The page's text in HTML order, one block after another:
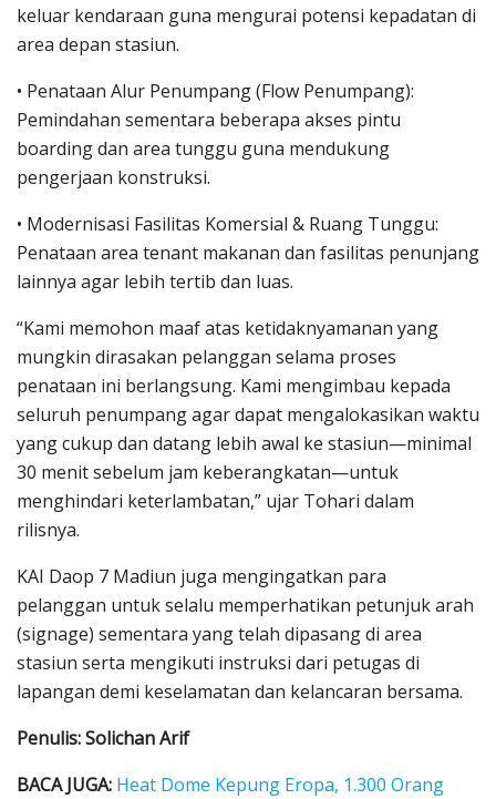
keluar kendaraan guna mengurai potensi kepadatan di
area depan stasiun.
• Penataan Alur Penumpang (Flow Penumpang):
Pemindahan sementara beberapa akses pintu
boarding dan area tunggu guna mendukung
pengerjaan konstruksi.
• Modernisasi Fasilitas Komersial & Ruang Tunggu:
Penataan area tenant makanan dan fasilitas penunjang
lainnya agar lebih tertib dan luas.
“Kami memohon maaf atas ketidaknyamanan yang
mungkin dirasakan pelanggan selama proses
penataan ini berlangsung. Kami mengimbau kepada
seluruh penumpang agar dapat mengalokasikan waktu
yang cukup dan datang lebih awal ke stasiun—minimal
30 menit sebelum jam keberangkatan—untuk
menghindari keterlambatan,” ujar Tohari dalam
rilisnya.
KAI Daop 7 Madiun juga mengingatkan para
pelanggan untuk selalu memperhatikan petunjuk arah
(signage) sementara yang telah dipasang di area
stasiun serta mengikuti instruksi dari petugas di
lapangan demi keselamatan dan kelancaran bersama.
Penulis: Solichan Arif
BACA JUGA: Heat Dome Kepung Eropa, 1.300 Orang